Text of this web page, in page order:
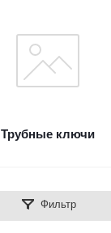
Трубные ключи
Фильтр